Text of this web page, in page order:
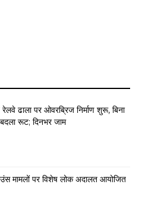
ढाला पर ओवरब्रिज निर्माण शुरू, बिना
रूट; दिनभर जाम
मामलों पर विशेष लोक अदालत आयोजित